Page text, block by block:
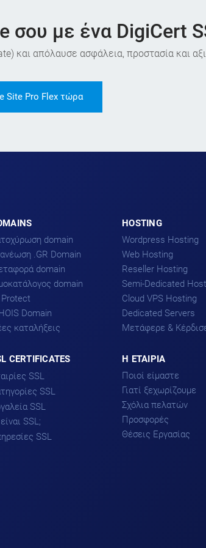
σου με ένα DigiCert
και απόλαυσε ασφάλεια, προστασία και
Site Pro Flex τώρα
domain
.GR Domain
domain
domain
Protect
Domain
καταλήξεις
HOSTING
Wordpress Hosting
Web Hosting
Reseller Hosting
Semi-Dedicated
Cloud VPS Hosting
Dedicated Servers
Μετάφερε &
CERTIFICATES
SSL
DigiCert
Sectigo
Comodo
GeoTrust
SSL
DV SSL
OV SSL
EV SSL
SSL
Βοηθός επιλογής SSL
Why No Padlock
SSL;
SSL
H ΕΤΑΙΡΙΑ
Ποιοί είμαστε
Γιατί ξεχωρίζουμε
Σχόλια πελατών
Προσφορές
Θέσεις Εργασίας